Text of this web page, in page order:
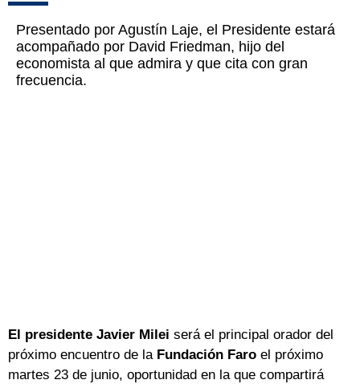
Presentado por Agustín Laje, el Presidente estará
acompañado por David Friedman, hijo del
economista al que admira y que cita con gran
frecuencia.
El presidente Javier Milei será el principal orador del
próximo encuentro de laFundación Faro el próximo
martes 23 de junio, oportunidad en la que compartirá